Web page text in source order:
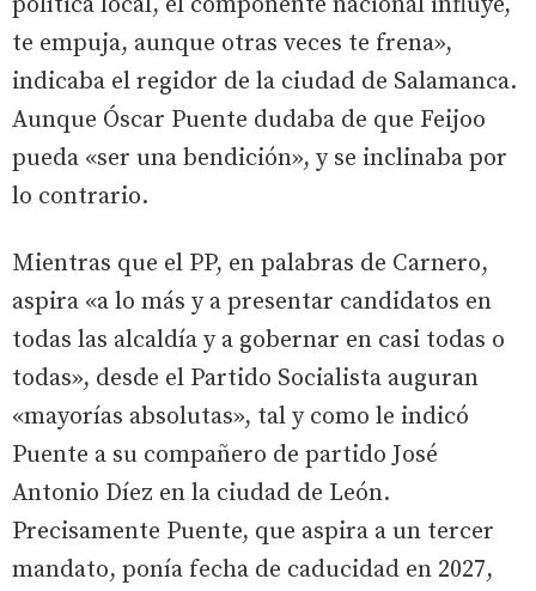
te empuja, aunque otras veces te frena»,
indicaba el regidor de la ciudad de Salamanca.
Aunque Óscar Puente dudaba de que Feijoo
pueda «ser una bendición», y se inclinaba por
lo contrario.
Mientras que el PP, en palabras de Carnero,
aspira «a lo más y a presentar candidatos en
todas las alcaldía y a gobernar en casi todas o
todas», desde el Partido Socialista auguran
«mayorías absolutas», tal y como le indicó
Puente a su compañero de partido José
Antonio Díez en la ciudad de León.
Precisamente Puente, que aspira a un tercer
mandato, ponía fecha de caducidad en 2027,